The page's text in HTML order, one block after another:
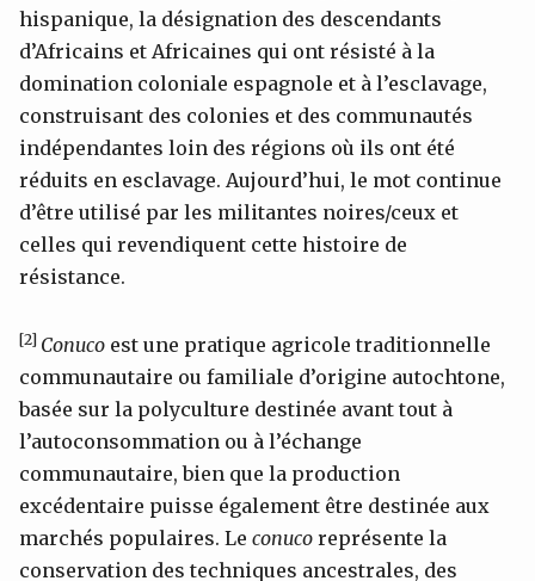
hispanique, la désignation des descendants
d’Africains et Africaines qui ont résisté à la
domination coloniale espagnole et à l’esclavage,
construisant des colonies et des communautés
indépendantes loin des régions où ils ont été
réduits en esclavage. Aujourd’hui, le mot continue
d’être utilisé par les militantes noires/ceux et
celles qui revendiquent cette histoire de
résistance.
[2] Conuco est une pratique agricole traditionnelle
communautaire ou familiale d’origine autochtone,
basée sur la polyculture destinée avant tout à
l’autoconsommation ou à l’échange
communautaire, bien que la production
excédentaire puisse également être destinée aux
marchés populaires. Le conuco représente la
conservation des techniques ancestrales, des